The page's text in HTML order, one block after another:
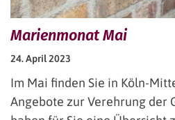
Marienmonat Mai
24. April 2023
Im Mai finden Sie in Köln-
Angebote zur Verehrung der